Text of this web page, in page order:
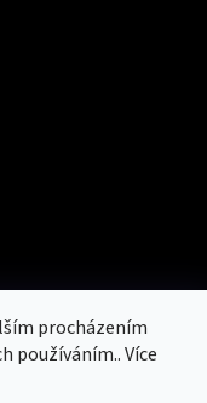
procházením
používáním.. Více